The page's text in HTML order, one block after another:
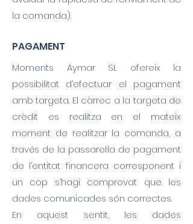
la comanda).
PAGAMENT
Moments Aymar SL ofereix la
possibilitat d’efectuar el pagament
amb targeta. El càrrec a la targeta de
crèdit es realitza en el mateix
moment de realitzar la comanda, a
través de la passarel·la de pagament
de l’entitat financera corresponent i
un cop s’hagi comprovat que les
dades comunicades són correctes.
En aquest sentit, les dades